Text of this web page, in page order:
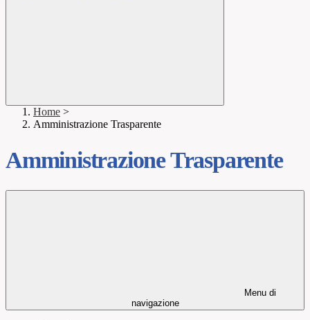
Home >
Amministrazione Trasparente
Amministrazione Trasparente
Menu di
navigazione